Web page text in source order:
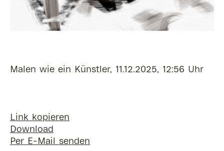
Malen wie ein Künstler, 11.12.2025, 12:56 Uhr
Link kopieren
Download
Per E-Mail senden